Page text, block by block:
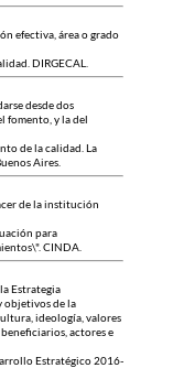
efectiva, área o grado
DIRGECAL.
desde dos
fomento, y la del
de la calidad. La
Aires.
de la institución
para
CINDA.
Estrategia
objetivos de la
ideología, valores
actores e
Estratégico 2016-